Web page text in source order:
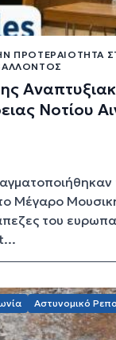
ΠΡΟΤΕΡΑΙΌΤΗΤΑ
Νοτίου
Μέγαρο
του
Αστυνομικό